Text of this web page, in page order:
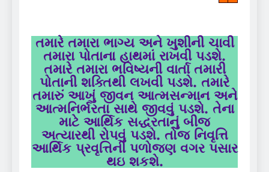
તમારે તમારા ભાગ્ય અને ખુશીની ચાવી
તમારા પોતાના હાથમાં રાખવી પડશે.
તમારે તમારા ભવિષ્યની વાર્તા તમારી
પોતાની શક્તિથી લખવી પડશે. તમારે
તમારું આખું જીવન આત્મસન્માન અને
આત્મનિર્ભરતા સાથે જીવવું પડશે. તેના
માટે આર્થિક સદ્ધરતાનું બીજ
અત્યારથી રોપવું પડશે. તોજ નિવૃત્તિ
આર્થિક પ્રવૃત્તિની પળોજણ વગર પસાર
થઇ શકશે.